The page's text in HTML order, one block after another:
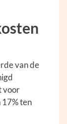
van de
voor
ten